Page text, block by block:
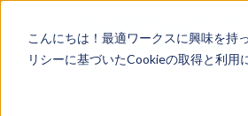
こんにちは！最適ワークスに興味を持
リシーに基づいたCookieの取得と利用